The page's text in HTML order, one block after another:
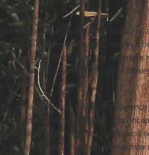
55.000).
Em proporção à população, o saldo
deixar de reconhecer que o impacto é
solucionadas dificuldades de registro e
se atenuou e, ao contrário, vários
contágios.
Os atores políticos, sejam em
adequadamente a
pandemia
. Esta
ideológicas muito diversas.
estão na oposição repetem os